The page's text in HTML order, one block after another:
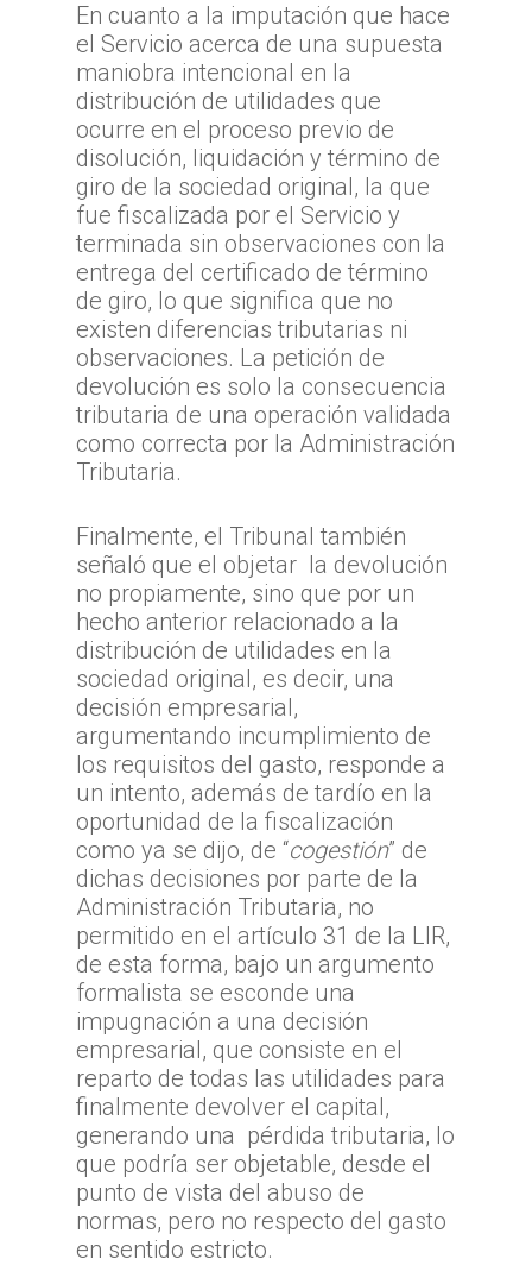
En cuanto a la imputación que hace
el Servicio acerca de una supuesta
maniobra intencional en la
distribución de utilidades que
ocurre en el proceso previo de
disolución, liquidación y término de
giro de la sociedad original, la que
fue fiscalizada por el Servicio y
terminada sin observaciones con la
entrega del certificado de término
de giro, lo que significa que no
existen diferencias tributarias ni
observaciones. La petición de
devolución es solo la consecuencia
tributaria de una operación validada
como correcta por la Administración
Tributaria.
Finalmente, el Tribunal también
señaló que el objetar la devolución
no propiamente, sino que por un
hecho anterior relacionado a la
distribución de utilidades en la
sociedad original, es decir, una
decisión empresarial,
argumentando incumplimiento de
los requisitos del gasto, responde a
un intento, además de tardío en la
oportunidad de la fiscalización
como ya se dijo, de “cogestión” de
dichas decisiones por parte de la
Administración Tributaria, no
permitido en el artículo 31 de la LIR,
de esta forma, bajo un argumento
formalista se esconde una
impugnación a una decisión
empresarial, que consiste en el
reparto de todas las utilidades para
finalmente devolver el capital,
generando una pérdida tributaria, lo
que podría ser objetable, desde el
punto de vista del abuso de
normas, pero no respecto del gasto
en sentido estricto.
Magallanes y la
Chilena